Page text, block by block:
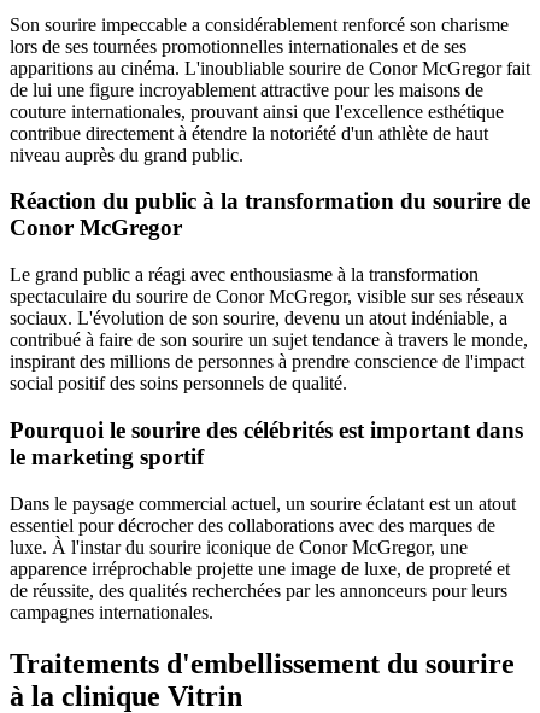
Son sourire impeccable a considérablement renforcé son charisme
lors de ses tournées promotionnelles internationales et de ses
apparitions au cinéma. L'inoubliable sourire de Conor McGregor fait
de lui une figure incroyablement attractive pour les maisons de
couture internationales, prouvant ainsi que l'excellence esthétique
contribue directement à étendre la notoriété d'un athlète de haut
niveau auprès du grand public.
Réaction du public à la transformation du sourire de
Conor McGregor
Le grand public a réagi avec enthousiasme à la transformation
spectaculaire du sourire de Conor McGregor, visible sur ses réseaux
sociaux. L'évolution de son sourire, devenu un atout indéniable, a
contribué à faire de son sourire un sujet tendance à travers le monde,
inspirant des millions de personnes à prendre conscience de l'impact
social positif des soins personnels de qualité.
Pourquoi le sourire des célébrités est important dans
le marketing sportif
Dans le paysage commercial actuel, un sourire éclatant est un atout
essentiel pour décrocher des collaborations avec des marques de
luxe. À l'instar du sourire iconique de Conor McGregor, une
apparence irréprochable projette une image de luxe, de propreté et
de réussite, des qualités recherchées par les annonceurs pour leurs
campagnes internationales.
Traitements d'embellissement du sourire
à la clinique Vitrin